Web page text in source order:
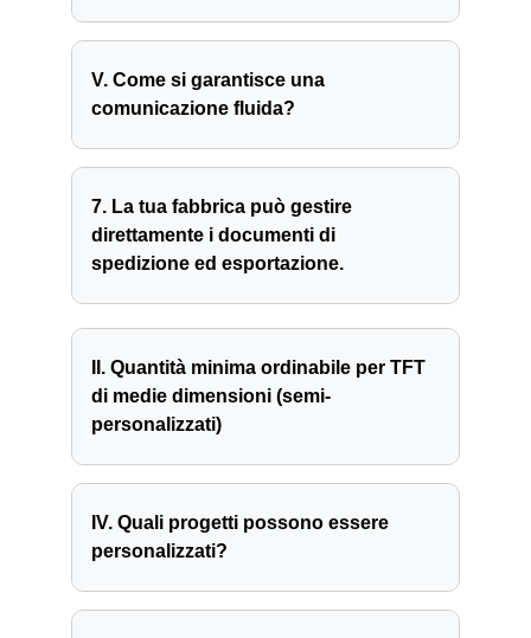
V. Come si garantisce una
comunicazione fluida?
7. La tua fabbrica può gestire
direttamente i documenti di
spedizione ed esportazione.
II. Quantità minima ordinabile per TFT
di medie dimensioni (semi-
personalizzati)
IV. Quali progetti possono essere
personalizzati?